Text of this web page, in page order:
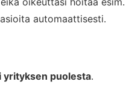
automaattisesti.
yrityksen puolesta.